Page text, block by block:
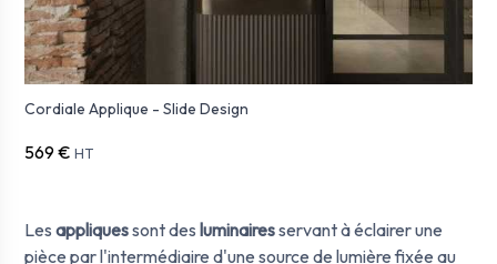
Lesappliquessont desluminairesservant à éclairer une
pièce par l'intermédiaire d'une source de lumière fixée au
Cordiale Applique - Slide Design
569 € HT